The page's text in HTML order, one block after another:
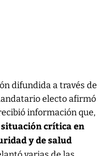
difundida a través de
electo afirmó
información que,
crítica en
y de salud